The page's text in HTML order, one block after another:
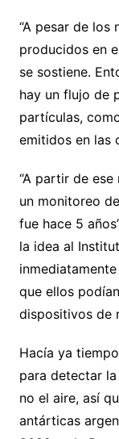
“A pesar de los
producidos en
se sostiene.
hay un flujo de
partículas,
emitidos en las
“A partir de
un monitoreo
fue hace 5
la idea al
que ellos
dispositivos de
Hacía ya
para detectar
no el aire, así
antárticas